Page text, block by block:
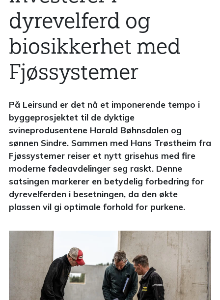
dyrevelferd og
biosikkerhet med
Fjøssystemer
På Leirsund er det nå et imponerende tempo i
byggeprosjektet til de dyktige
svineprodusentene Harald Bøhnsdalen og
sønnen Sindre. Sammen med Hans Trøstheim fra
Fjøssystemer reiser et nytt grisehus med fire
moderne fødeavdelinger seg raskt. Denne
satsingen markerer en betydelig forbedring for
dyrevelferden i besetningen, da den økte
plassen vil gi optimale forhold for purkene.